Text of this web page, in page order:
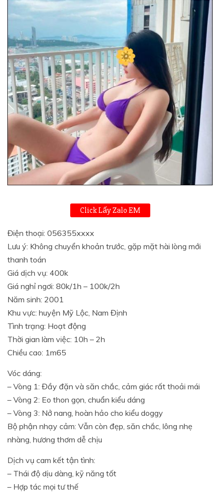
Click Lấy Zalo EM
Điện thoại: 056355xxxx
Lưu ý: Không chuyển khoản trước, gặp mặt hài lòng mới
thanh toán
Giá dịch vụ: 400k
Giá nghỉ ngơi: 80k/1h – 100k/2h
Năm sinh: 2001
Khu vực: huyện Mỹ Lộc, Nam Định
Tình trạng: Hoạt động
Thời gian làm việc: 10h – 2h
Chiều cao: 1m65
Vóc dáng:
– Vòng 1: Đầy đặn và săn chắc, cảm giác rất thoải mái
– Vòng 2: Eo thon gọn, chuẩn kiểu dáng
– Vòng 3: Nở nang, hoàn hảo cho kiểu doggy
Bộ phận nhạy cảm: Vẫn còn đẹp, săn chắc, lông nhẹ
nhàng, hương thơm dễ chịu
Dịch vụ cam kết tận tình:
– Thái độ dịu dàng, kỹ năng tốt
– Hợp tác mọi tư thế